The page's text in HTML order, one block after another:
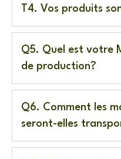
T4. Vos produits
Q5. Quel est votre
de production?
Q6. Comment les
seront-elles